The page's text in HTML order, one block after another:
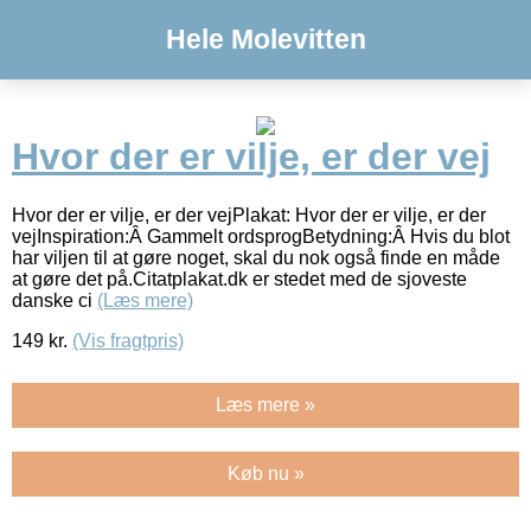
Hele Molevitten
Hvor der er vilje, er der vej
Hvor der er vilje, er der vejPlakat: Hvor der er vilje, er der
vejInspiration:Â Gammelt ordsprogBetydning:Â Hvis du blot
har viljen til at gøre noget, skal du nok også finde en måde
at gøre det på.Citatplakat.dk er stedet med de sjoveste
danske ci (Læs mere)
149 kr. (Vis fragtpris)
Læs mere »
Køb nu »